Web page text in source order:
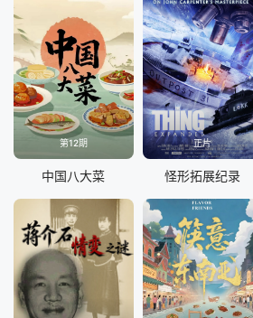
第12期
中国八大菜
正片
怪形拓展纪录